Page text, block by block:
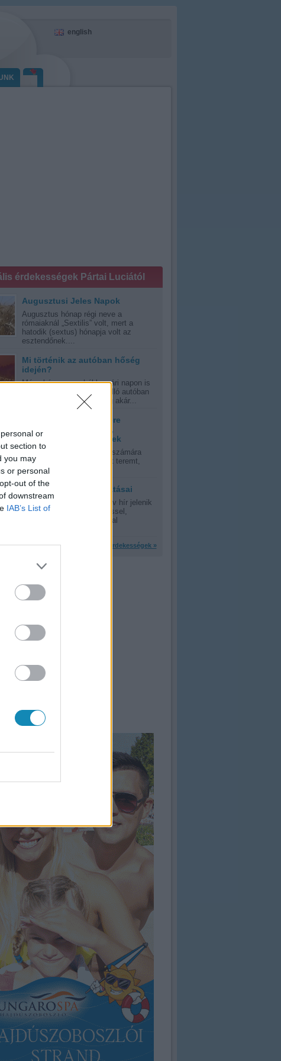
or
section to
you may
or personal
out of the
downstream
IAB’s List of
english
érdekességek Pártai Luciától
Augusztusi Jeles Napok
Augusztus hónap régi neve a
rómaiaknál „Sextilis” volt, mert a
hatodik (sextus) hónapja volt az
esztendőnek....
Mi történik az autóban hőség
idején?
Még akár egy enyhébb nyári napon is
veszélyes lehet a napon álló autóban
ülni, kánikula esetén pedig akár...
Tanácsok hőség esetére
várandós anyukáknak,
kisgyermekes szülőknek
A nyári kánikula mindenki számára
olyan időjárási környezetet teremt,
vagy szubtrópusi,...
A napfény jótékony hatásai
Oly sok riasztás és negatív hír jelenik
meg manapság a napsütéssel,
napfénnyel, UV-sugrázással
További érdekességek »